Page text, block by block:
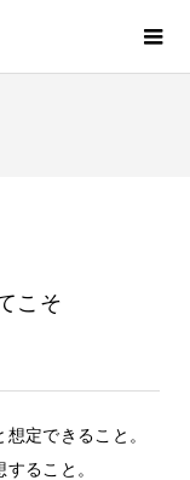
こそ
定できること。
ること。